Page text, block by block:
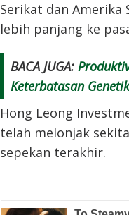
Serikat dan
lebih panjang ke
BACA JUGA:
Keterbatasan
Hong Leong
telah melonjak
sepekan terakhir.